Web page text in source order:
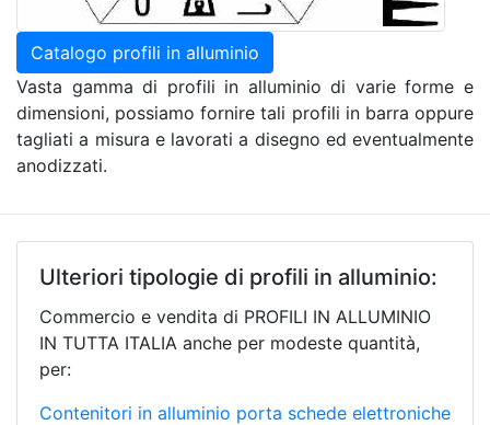
Catalogo profili in alluminio
Vasta gamma di profili in alluminio di varie forme e
dimensioni, possiamo fornire tali profili in barra oppure
tagliati a misura e lavorati a disegno ed eventualmente
anodizzati.
Ulteriori tipologie di profili in alluminio:
Commercio e vendita di PROFILI IN ALLUMINIO
IN TUTTA ITALIA anche per modeste quantità,
per:
Contenitori in alluminio porta schede elettroniche